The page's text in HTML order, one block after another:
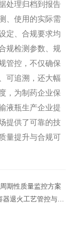
处理归档到报告
、使用的实际需
定、合规要求均
规检测参数、规
管控，不仅确保
可追溯，还大幅
，为制药企业保
液瓶生产企业提
提供了可靠的技
量提升与合规可
期性质量监控方案
与合规达标实战解决方案